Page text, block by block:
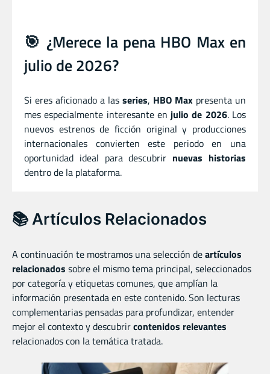
🎯 ¿Merece la pena HBO Max en
julio de 2026?
Si eres aficionado a las series, HBO Max presenta un
mes especialmente interesante enjulio de 2026. Los
nuevos estrenos de ficción original y producciones
internacionales convierten este periodo en una
oportunidad ideal para descubrir nuevas historias
dentro de la plataforma.
📚 Artículos Relacionados
A continuación te mostramos una selección deartículos
relacionados sobre el mismo tema principal, seleccionados
por categoría y etiquetas comunes, que amplían la
información presentada en este contenido. Son lecturas
complementarias pensadas para profundizar, entender
mejor el contexto y descubrircontenidos relevantes
relacionados con la temática tratada.